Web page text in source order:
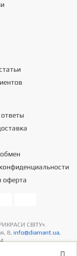
оферта
СВІТУ».
8, info@diamant.ua,
«Оплата и